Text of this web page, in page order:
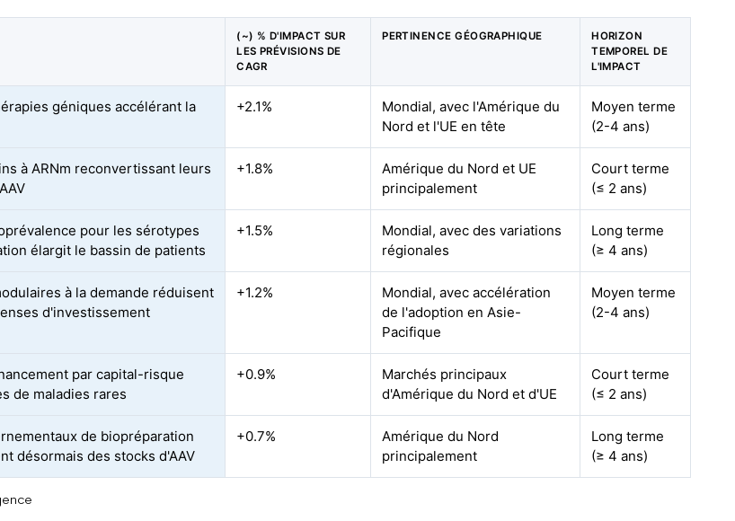
(~) % D'IMPACT SUR
LES PRÉVISIONS DE
CAGR
PERTINENCE GÉOGRAPHIQUE
HORIZON
TEMPOREL DE
L'IMPACT
géniques accélérant la
+2.1%
Mondial, avec l'Amérique du
Nord et l'UE en tête
Moyen terme
(2-4 ans)
à ARNm reconvertissant leurs
+1.8%
Amérique du Nord et UE
principalement
Court terme
(≤ 2 ans)
pour les sérotypes
élargit le bassin de patients
+1.5%
Mondial, avec des variations
régionales
Long terme
(≥ 4 ans)
à la demande réduisent
d'investissement
+1.2%
Mondial, avec accélération
de l'adoption en Asie-
Pacifique
Moyen terme
(2-4 ans)
par capital-risque
de maladies rares
+0.9%
Marchés principaux
d'Amérique du Nord et d'UE
Court terme
(≤ 2 ans)
de biopréparation
désormais des stocks d'AAV
+0.7%
Amérique du Nord
principalement
Long terme
(≥ 4 ans)